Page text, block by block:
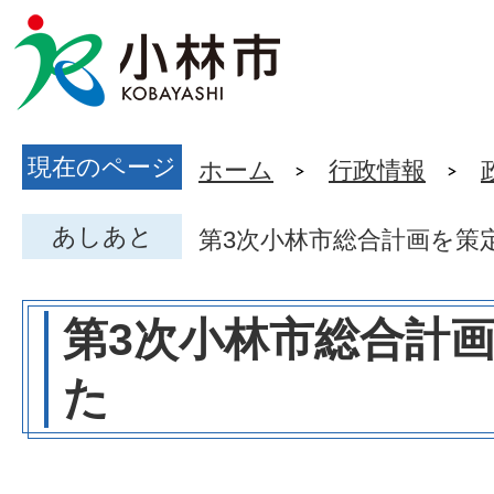
現在のページ ホーム 行政情報
あしあと 第3次小林市総合計画を策
第3次小林市総合計
た